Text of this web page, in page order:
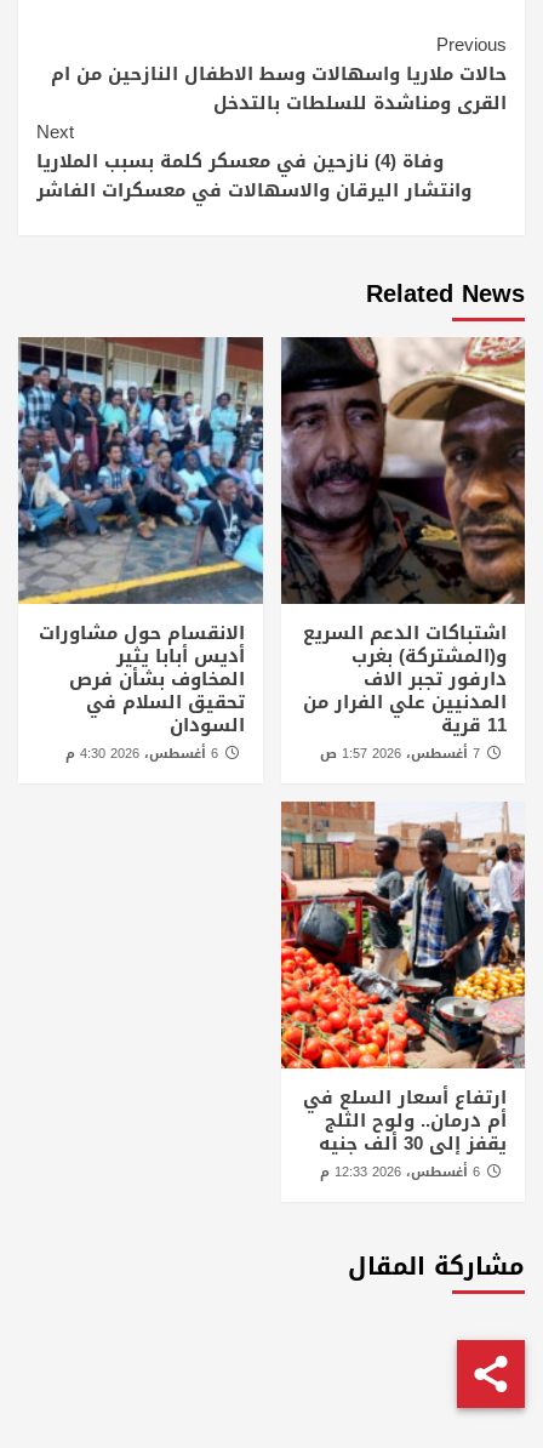
Continue
Reading
Previous
حالات ملاريا واسهالات وسط الاطفال النازحين من ام
القرى ومناشدة للسلطات بالتدخل
Next
وفاة (4) نازحين في معسكر كلمة بسبب الملاريا
وانتشار اليرقان والاسهالات في معسكرات الفاشر
Related News
اشتباكات الدعم السريع
و(المشتركة) بغرب
دارفور تجبر الاف
المدنيين علي الفرار من
11 قرية
الانقسام حول مشاورات
أديس أبابا يثير
المخاوف بشأن فرص
تحقيق السلام في
السودان
6 أغسطس، 2026 4:30 م
ارتفاع أسعار السلع في
أم درمان.. ولوح الثلج
يقفز إلى 30 ألف جنيه
مشاركة المقال